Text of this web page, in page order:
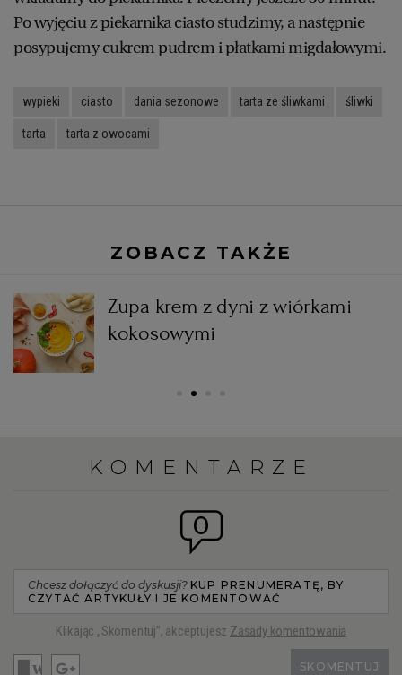
Po wyjęciu z piekarnika ciasto studzimy, a następnie
posypujemy cukrem pudrem i płatkami migdałowymi.
wypieki ciasto dania sezonowe tarta ze śliwkami śliwki
tarta tarta z owocami
ZOBACZ TAKŻE
Zupa krem z dyni z wiórkami
kokosowymi
KOMENTARZE
0
Chcesz dołączyć do dyskusji? KUP PRENUMERATĘ, BY
CZYTAĆ ARTYKUŁY I JE KOMENTOWAĆ
Klikając „Skomentuj”, akceptujesz Zasady komentowania
SKOMENTUJ